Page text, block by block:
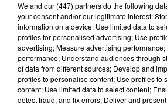
We and our (447) partnersdo the following
your consent and/or our legitimate interest:
information on a device; Use limited data to
profiles for personalised advertising; Use
advertising; Measure advertising
performance; Understand audiences through
of data from different sources; Develop and
profiles to personalise content; Use profiles to
content; Use limited data to select content;
detect fraud, and fix errors; Deliver and